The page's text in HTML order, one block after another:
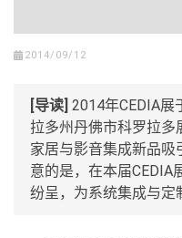
2014/09/12
[导读] 2014年CEDIA展
拉多州丹佛市科罗拉多
家居与影音集成新品吸
意的是，在本届CEDIA
纷呈，为系统集成与定